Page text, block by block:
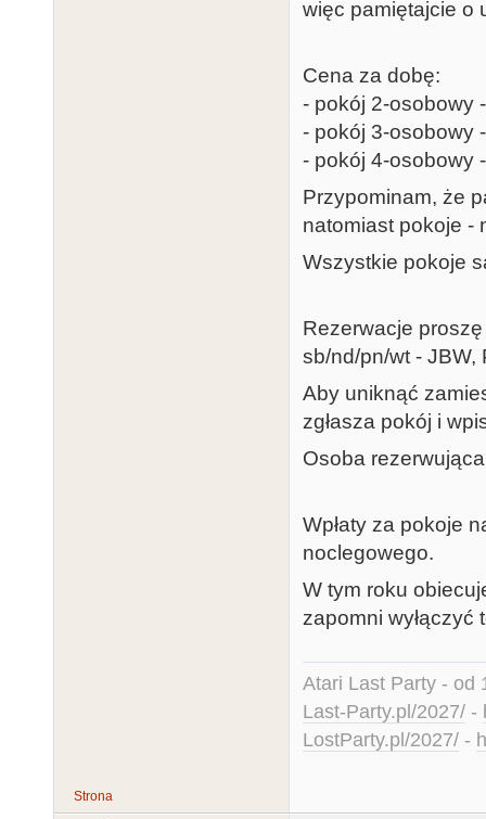
więc pamiętajcie o
Cena za dobę:
- pokój 2-osobowy -
- pokój 3-osobowy -
- pokój 4-osobowy -
Przypominam, że
natomiast pokoje -
Wszystkie pokoje
Rezerwacje
sb/nd/pn/wt - JBW,
Aby uniknąć
zgłasza pokój i
Osoba
Wpłaty za pokoje
noclegowego.
W tym roku
zapomni wyłączyć
Atari Last Party - od
Last-Party.pl/2027/ -
LostParty.pl/2027/ -
Strona